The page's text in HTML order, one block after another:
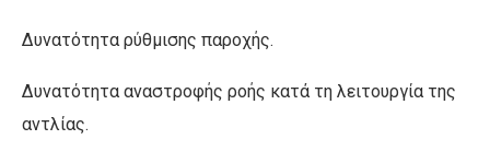
Δυνατότητα ρύθμισης παροχής.
Δυνατότητα αναστροφής ροής κατά τη λειτουργία της
αντλίας.